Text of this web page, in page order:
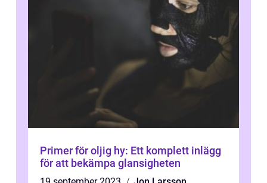
Primer för oljig hy: Ett komplett inlägg
för att bekämpa glansigheten